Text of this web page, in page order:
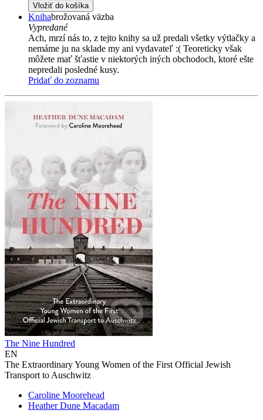
Vložiť do košíka
Knihabrožovaná väzba
Vypredané
Ach, mrzí nás to, z tejto knihy sa už predali všetky výtlačky a
nemáme ju na sklade my ani vydavateľ :( Teoreticky však
môžete mať šťastie v niektorých iných obchodoch, ktoré ešte
nepredali posledné kusy.
Pridať do zoznamu
The Nine Hundred
EN
The Extraordinary Young Women of the First Official Jewish
Transport to Auschwitz
Caroline Moorehead
Heather Dune Macadam